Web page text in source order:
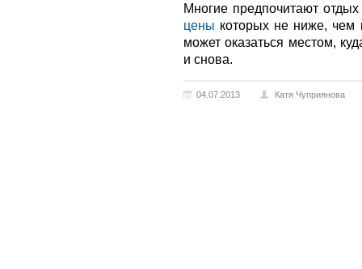
Многие предпочитают
цены которых не ниже,
может оказаться местом,
и снова.
04.07.2013 Катя Чуприянова